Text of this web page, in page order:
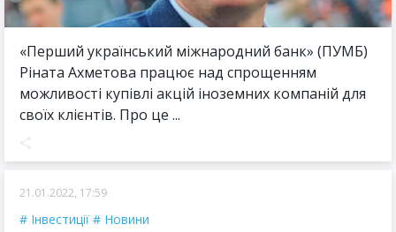
«Перший український міжнародний банк» (ПУМБ)
Ріната Ахметова працює над спрощенням
можливості купівлі акцій іноземних компаній для
своїх клієнтів. Про це ...
21.01.2022, 17:59
Інвестиції Новини